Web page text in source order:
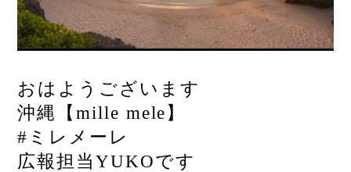
おはようございます
沖縄【mille mele】
#ミレメーレ
広報担当YUKOです